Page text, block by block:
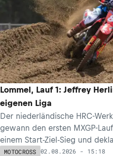
Lommel, Lauf 1: Jeffrey
eigenen Liga
Der niederländische HRC-
gewann den ersten MXGP-
einem Start-Ziel-Sieg und
MOTOCROSS 02.08.2026 - 15:18